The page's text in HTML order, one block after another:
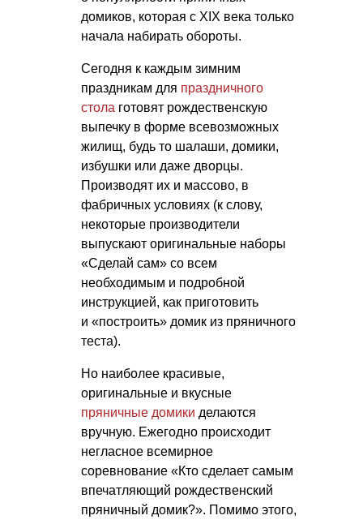
домиков, которая с XIX века только
начала набирать обороты.
Сегодня к каждым зимним
праздникам для праздничного
стола готовят рождественскую
выпечку в форме всевозможных
жилищ, будь то шалаши, домики,
избушки или даже дворцы.
Производят их и массово, в
фабричных условиях (к слову,
некоторые производители
выпускают оригинальные наборы
«Сделай сам» со всем
необходимым и подробной
инструкцией, как приготовить
и «построить» домик из пряничного
теста).
Но наиболее красивые,
оригинальные и вкусные
пряничные домики делаются
вручную. Ежегодно происходит
негласное всемирное
соревнование «Кто сделает самым
впечатляющий рождественский
пряничный домик?». Помимо этого,